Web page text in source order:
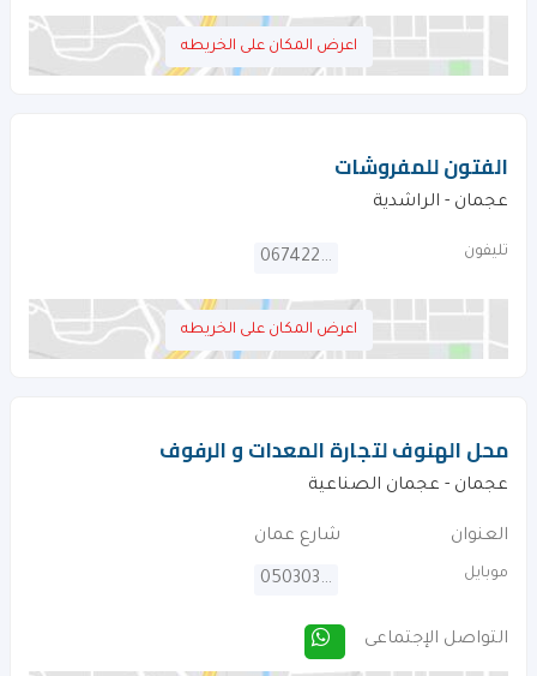
اعرض المكان على الخريطه
الفتون للمفروشات
عجمان - الراشدية
تليفون 067422877
اعرض المكان على الخريطه
محل الهنوف لتجارة المعدات و الرفوف
عجمان - عجمان الصناعية
العنوان شارع عمان
موبايل 0503032399
التواصل الإجتماعى